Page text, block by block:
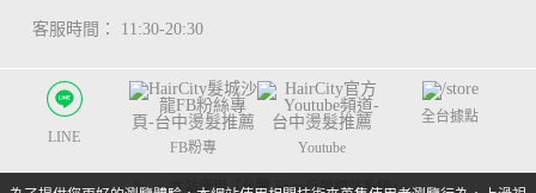
客服時間： 11:30-20:30
LINE
FB粉專 Youtube
全台據點
本站使用「允騰-Shop行銷網站系統」